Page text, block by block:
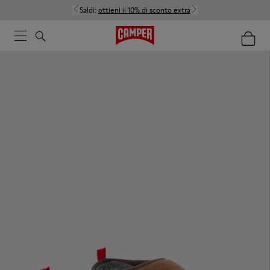
Saldi: ottieni il 10% di sconto extra